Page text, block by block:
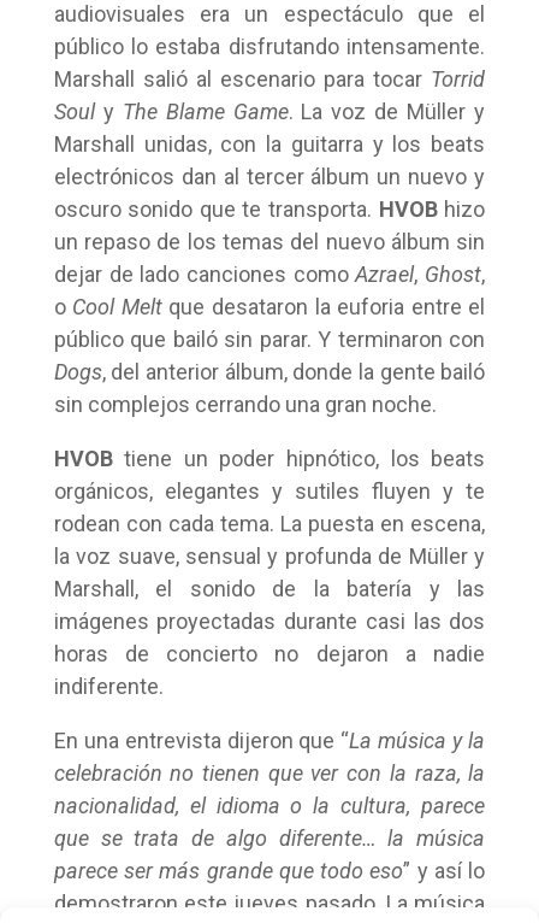
audiovisuales era un espectáculo que el
público lo estaba disfrutando intensamente.
Marshall salió al escenario para tocar Torrid
Souly The Blame Game. La voz de Müller y
Marshall unidas, con la guitarra y los beats
electrónicos dan al tercer álbum un nuevo y
oscuro sonido que te transporta. HVOBhizo
un repaso de los temas del nuevo álbum sin
dejar de lado canciones comoAzrael, Ghost,
o Cool Meltque desataron la euforia entre el
público que bailó sin parar. Y terminaron con
Dogs, del anterior álbum, donde la gente bailó
sin complejos cerrando una gran noche.
HVOBtiene un poder hipnótico, los beats
orgánicos, elegantes y sutiles fluyen y te
rodean con cada tema. La puesta en escena,
la voz suave, sensual y profunda de Müller y
Marshall, el sonido de la batería y las
imágenes proyectadas durante casi las dos
horas de concierto no dejaron a nadie
indiferente.
En una entrevista dijeron que “La música y la
celebración no tienen que ver con la raza, la
nacionalidad, el idioma o la cultura, parece
que se trata de algo diferente… la música
parece ser más grande que todo eso” y así lo
demostraron este jueves pasado. La música